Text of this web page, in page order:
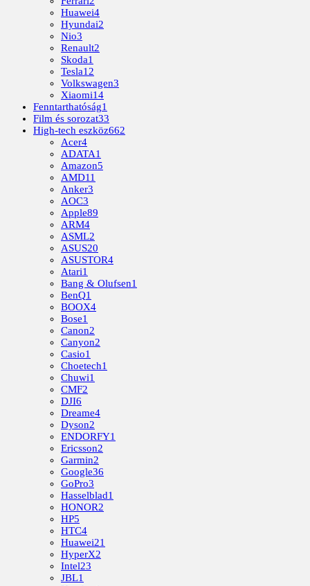
Huawei4
Hyundai2
Nio3
Renault2
Skoda1
Tesla12
Volkswagen3
Xiaomi14
Fenntarthatóság1
Film és sorozat33
High-tech eszköz662
Acer4
ADATA1
Amazon5
AMD11
Anker3
AOC3
Apple89
ARM4
ASML2
ASUS20
ASUSTOR4
Atari1
Bang & Olufsen1
BenQ1
BOOX4
Bose1
Canon2
Canyon2
Casio1
Choetech1
Chuwi1
CMF2
DJI6
Dreame4
Dyson2
ENDORFY1
Ericsson2
Garmin2
Google36
GoPro3
Hasselblad1
HONOR2
HP5
HTC4
Huawei21
HyperX2
Intel23
JBL1